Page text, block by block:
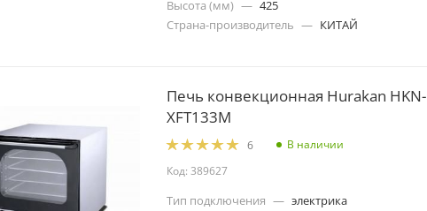
Высота (мм) — 425
Страна-производитель — КИТАЙ
Печь конвекционная Hurakan HKN-
XFT133M
6
В наличии
Код: 389627
Тип подключения — электрика